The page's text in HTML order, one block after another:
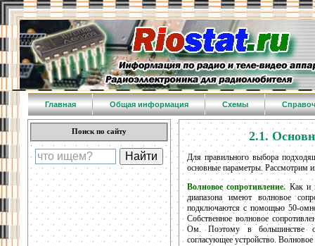
Главная Общая информация Схемы
Поиск по сайту 2.1.
Для правильного выбора
основные параметры. Рассмотрим
Волновое сопротивление. Как и
диапазона имеют волновое
подключаются с помощью 50-
Собственное волновое
Ом. Поэтому в большинстве
согласующее устройство.